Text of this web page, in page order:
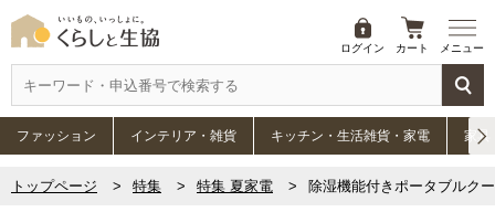
ログイン カート メニュー
ファッション インテリア・雑貨 キッチン・生活雑貨・家電 家具
トップページ 特集 特集 夏家電 除湿機能付きポータブルク